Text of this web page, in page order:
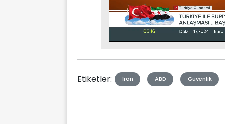
Stream
Etiketler: İran ABD Güvenlik